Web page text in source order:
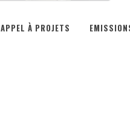
APPEL À PROJETS